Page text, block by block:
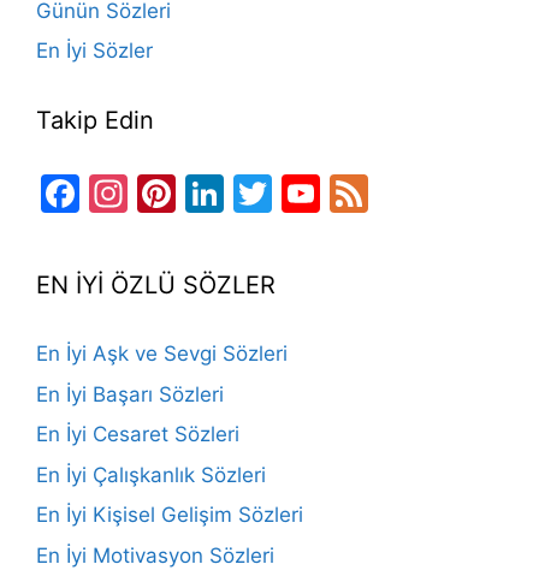
Günün Sözleri
En İyi Sözler
Takip Edin
Facebook
Instagram
Pinterest
LinkedIn
TwitterYouTube
EN İYİ ÖZLÜ SÖZLER
En İyi Aşk ve Sevgi Sözleri
En İyi Başarı Sözleri
En İyi Cesaret Sözleri
En İyi Çalışkanlık Sözleri
En İyi Kişisel Gelişim Sözleri
En İyi Motivasyon Sözleri